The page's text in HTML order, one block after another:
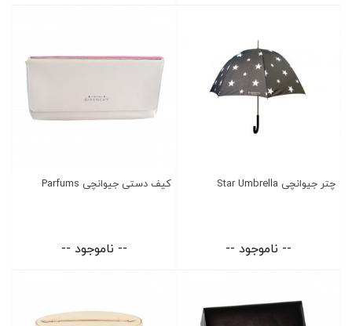
چتر جیوانچی Star Umbrella
-- ناموجود --
کیف دستی جیوانچی Parfums
-- ناموجود --